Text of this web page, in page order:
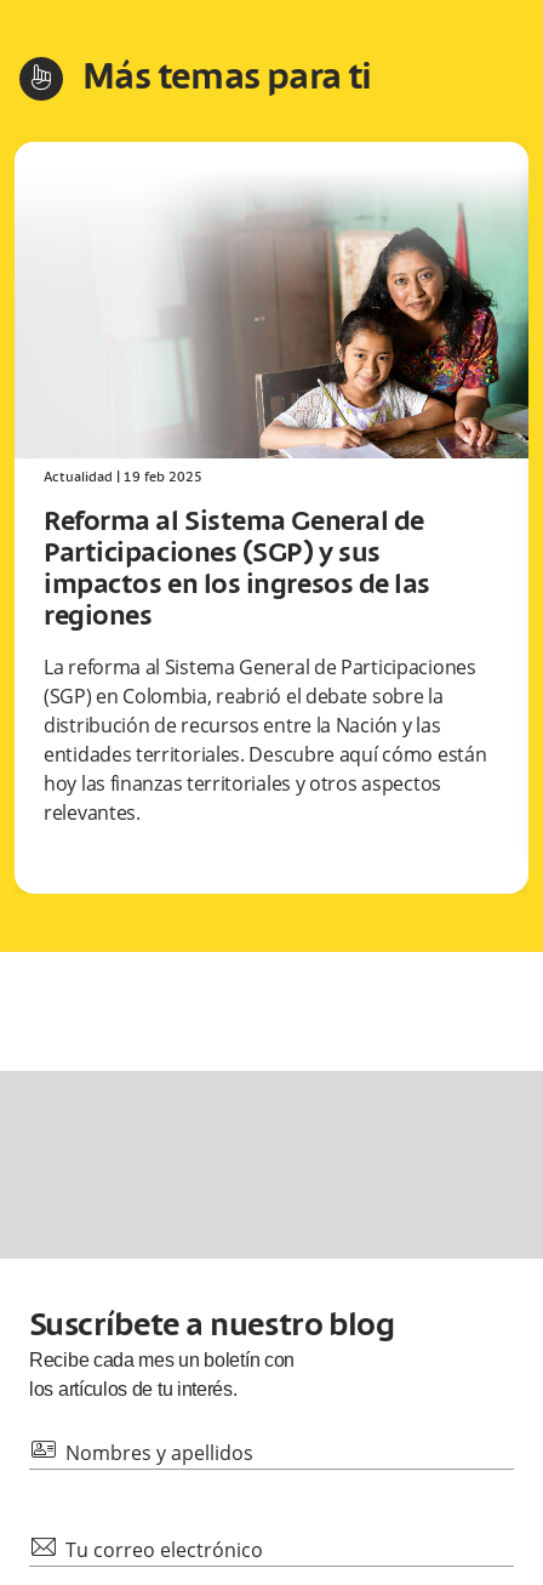
hand-index Más temas para ti
Actualidad 19 feb 2025
Reforma al Sistema General de
Participaciones (SGP) y sus
impactos en los ingresos de las
regiones
La reforma al Sistema General de Participaciones
(SGP) en Colombia, reabrió el debate sobre la
distribución de recursos entre la Nación y las
entidades territoriales. Descubre aquí cómo están
hoy las finanzas territoriales y otros aspectos
relevantes.
Suscríbete a nuestro blog
Recibe cada mesun boletín con
los artículos de tu interés.
id Nombres y apellidos
mail Tu correo electrónico